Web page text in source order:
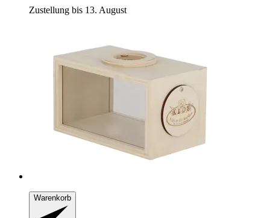
Zustellung bis 13. August
Warenkorb